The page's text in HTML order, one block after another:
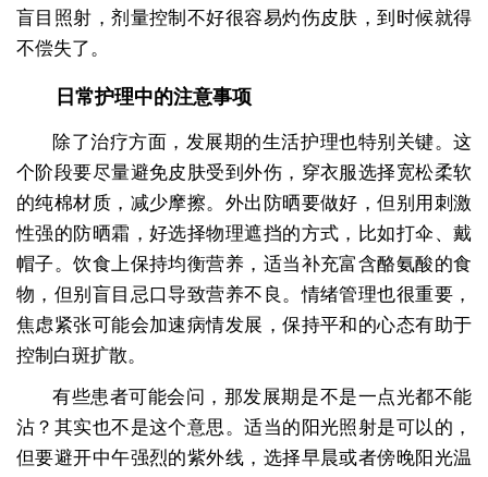
盲目照射，剂量控制不好很容易灼伤皮肤，到时候就得
不偿失了。
日常护理中的注意事项
除了治疗方面，发展期的生活护理也特别关键。这
个阶段要尽量避免皮肤受到外伤，穿衣服选择宽松柔软
的纯棉材质，减少摩擦。外出防晒要做好，但别用刺激
性强的防晒霜，好选择物理遮挡的方式，比如打伞、戴
帽子。饮食上保持均衡营养，适当补充富含酪氨酸的食
物，但别盲目忌口导致营养不良。情绪管理也很重要，
焦虑紧张可能会加速病情发展，保持平和的心态有助于
控制白斑扩散。
有些患者可能会问，那发展期是不是一点光都不能
沾？其实也不是这个意思。适当的阳光照射是可以的，
但要避开中午强烈的紫外线，选择早晨或者傍晚阳光温